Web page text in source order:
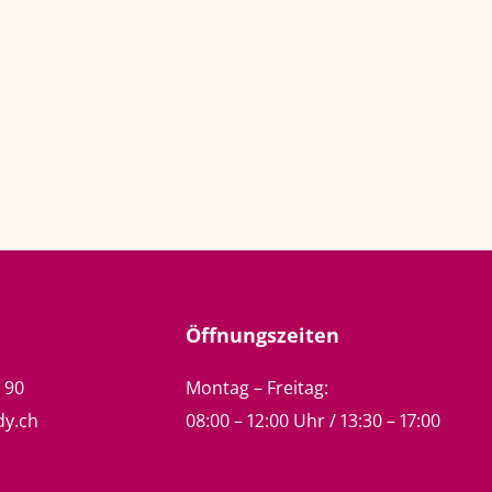
90
Öffnungszeiten
Montag – Freitag:
08:00 – 12:00 Uhr / 13:30 – 17:00